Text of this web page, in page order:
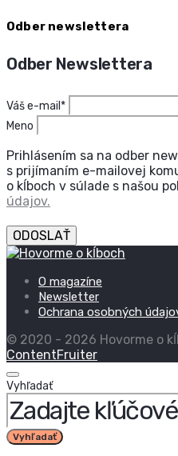
Odber newslettera
Odber Newslettera
Váš e-mail*
Meno
Prihlásením sa na odber
s prijímaním e-mailovej
o kĺboch v súlade s našou
údajov.
ODOSLAŤ
O magazíne
Newsletter
Ochrana osobných
© 2020 - 2026 Hovorme o
ContentFruiter
Vyhľadať
Vyhľadať